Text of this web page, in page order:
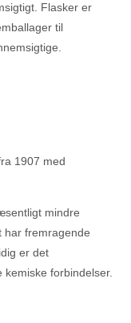
Flasker er
til
1907 med
mindre
har fremragende
er det
forbindelser.